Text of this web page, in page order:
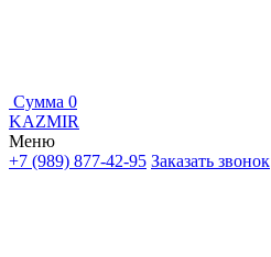
Сумма 0
KAZMIR
Меню
+7 (989) 877-42-95 Заказать звонок